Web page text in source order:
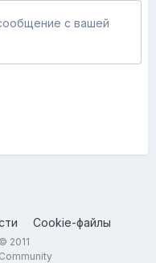
с вашей
Cookie-файлы
2011